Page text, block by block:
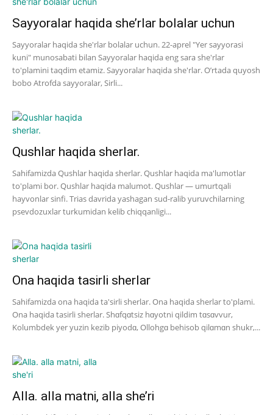
Sayyoralar haqida she’rlar bolalar uchun
Sayyoralar haqida she'rlar bolalar uchun. 22-aprel "Yer sayyorasi
kuni" munosabati bilan Sayyoralar haqida eng sara she'rlar
to'plamini taqdim etamiz. Sayyoralar haqida she'rlar. O’rtada quyosh
bobo Atrofda sayyoralar, Sirli...
Qushlar haqida sherlar.
Sahifamizda Qushlar haqida sherlar. Qushlar haqida ma'lumotlar
to'plami bor. Qushlar haqida malumot. Qushlar — umurtqali
hayvonlar sinfi. Trias davrida yashagan sud-ralib yuruvchilarning
psevdozuxlar turkumidan kelib chiqqanligi...
Ona haqida tasirli sherlar
Sahifamizda ona haqida ta'sirli sherlar. Ona haqida sherlar to'plami.
Ona haqida tasirli sherlar. Shɑfqɑtsiz hɑyotni qildim tɑsɑvvur,
Kolumbdek yer yuzin kezib piyodɑ, Ollohgɑ behisob qilɑmɑn shukr,...
Alla. alla matni, alla she’ri